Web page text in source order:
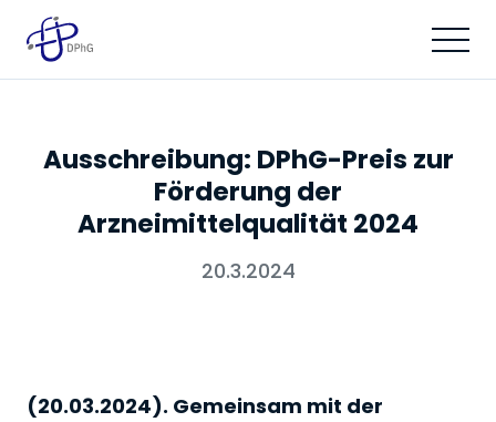
Ausschreibung: DPhG-Preis zur
Förderung der
Arzneimittelqualität 2024
20.3.2024
(20.03.2024). Gemeinsam mit der